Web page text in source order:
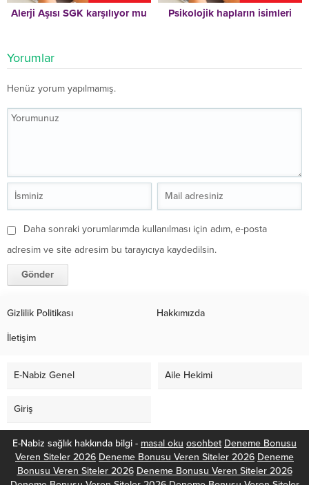
Alerji Aşısı SGK karşılıyor mu Psikolojik hapların isimleri
Yorumlar
Henüz yorum yapılmamış.
Daha sonraki yorumlarımda kullanılması için adım, e-posta
adresim ve site adresim bu tarayıcıya kaydedilsin.
Gizlilik Politikası Hakkımızda
İletişim
E-Nabiz Genel Aile Hekimi
Giriş
E-Nabiz sağlık hakkında bilgi - masal oku osohbet Deneme Bonusu
Veren Siteler 2026 Deneme Bonusu Veren Siteler 2026 Deneme
Bonusu Veren Siteler 2026 Deneme Bonusu Veren Siteler 2026